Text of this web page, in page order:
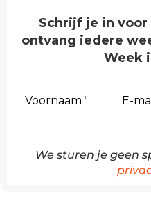
Schrijf je in
ontvang iedere
Week
We sturen je geen